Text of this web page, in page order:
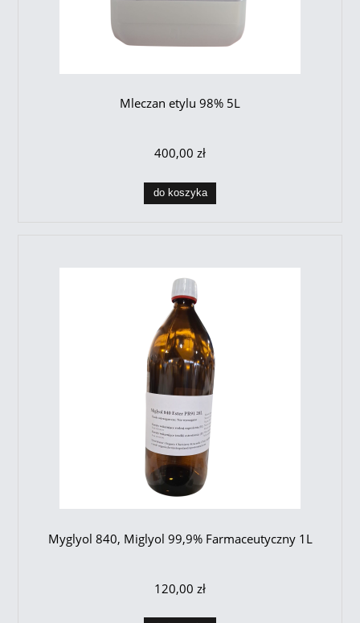
Mleczan etylu 98% 5L
400,00 zł
do koszyka
Myglyol 840, Miglyol 99,9% Farmaceutyczny 1L
120,00 zł